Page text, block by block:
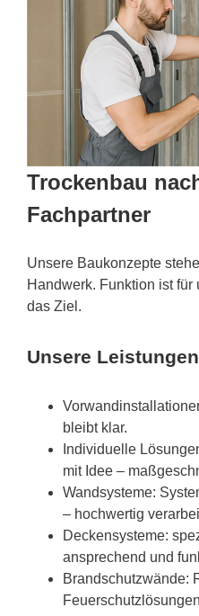
Trockenbau
Fachpartner
Unsere Baukonzepte
Handwerk. Funktion ist
das Ziel.
Unsere
bleibt klar.
Individuelle
mit Idee –
Wandsysteme:
– hochwertig
Deckensysteme:
ansprechend und
Brandschutzwände: